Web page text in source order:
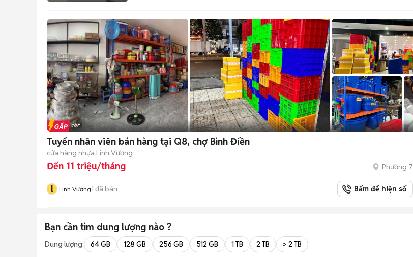
Tin nổi bật
Tuyển nhân viên bán hàng tại Q8, chợ Bình Điền
cửa hàng nhựa Linh Vương
Đến 11 triệu/tháng Phường 7
l Linh Vương1 đã bán Bấm để hiện số
Bạn cần tìm dung lượng nào ?
Dung lượng: 64 GB 128 GB 256 GB 512 GB 1 TB 2 TB > 2 TB